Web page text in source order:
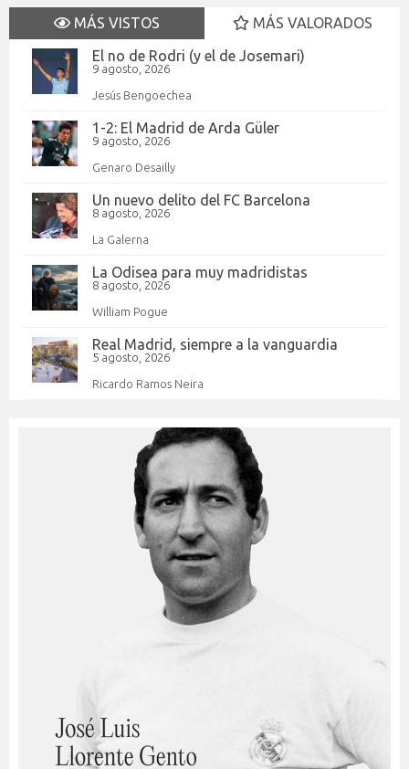
MÁS VISTOS
MÁS VALORADOS
El no de Rodri (y el de Josemari)
9 agosto, 2026
Jesús Bengoechea
1-2: El Madrid de Arda Güler
9 agosto, 2026
Genaro Desailly
Un nuevo delito del FC Barcelona
8 agosto, 2026
La Galerna
La Odisea para muy madridistas
8 agosto, 2026
William Pogue
Real Madrid, siempre a la vanguardia
5 agosto, 2026
Ricardo Ramos Neira